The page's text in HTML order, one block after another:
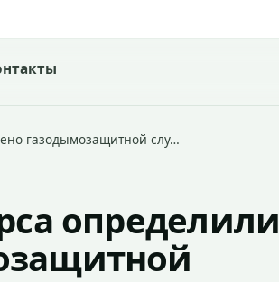
газодымозащитной слу…
определили